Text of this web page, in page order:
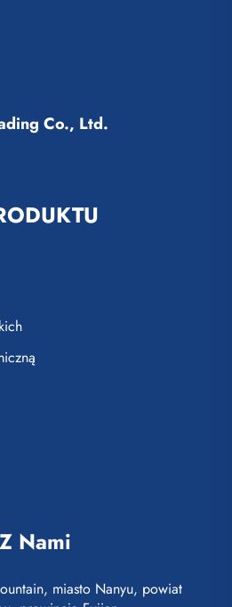
Co., Ltd.
Nami
miasto Nanyu, powiat